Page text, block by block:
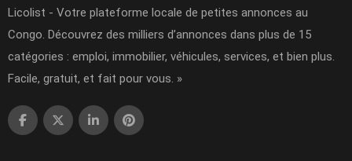
Licolist - Votre plateforme locale de petites annonces au
Congo. Découvrez des milliers d’annonces dans plus de 15
catégories : emploi, immobilier, véhicules, services, et bien plus.
Facile, gratuit, et fait pour vous. »